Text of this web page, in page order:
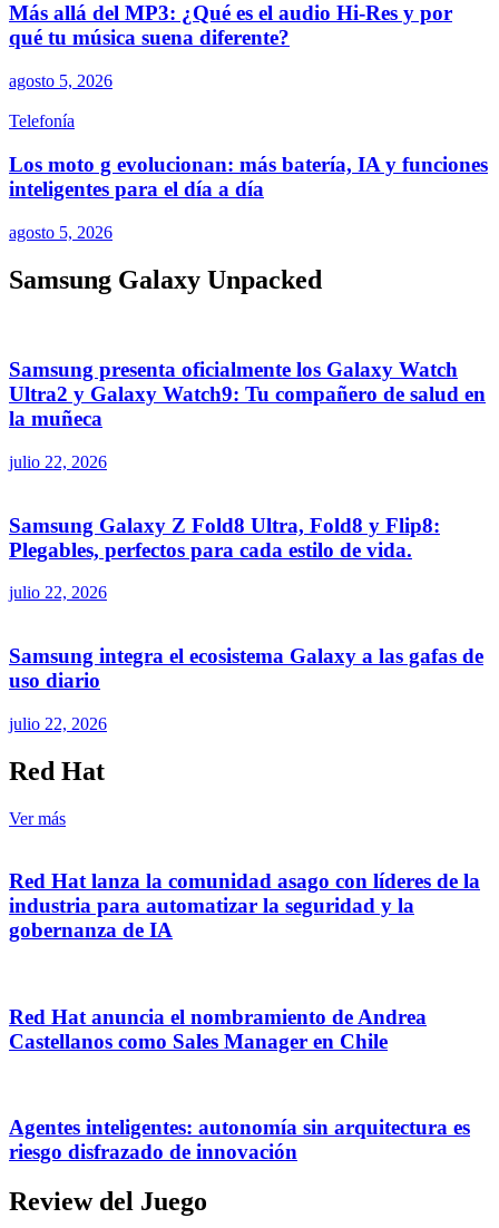
Más allá del MP3: ¿Qué es el audio Hi-Res y por
qué tu música suena diferente?
agosto 5, 2026
Telefonía
Los moto g evolucionan: más batería, IA y funciones
inteligentes para el día a día
agosto 5, 2026
Samsung Galaxy Unpacked
Samsung presenta oficialmente los Galaxy Watch
Ultra2 y Galaxy Watch9: Tu compañero de salud en
la muñeca
julio 22, 2026
Samsung Galaxy Z Fold8 Ultra, Fold8 y Flip8:
Plegables, perfectos para cada estilo de vida.
julio 22, 2026
Samsung integra el ecosistema Galaxy a las gafas de
uso diario
julio 22, 2026
Red Hat
Ver más
Red Hat lanza la comunidad asago con líderes de la
industria para automatizar la seguridad y la
gobernanza de IA
Red Hat anuncia el nombramiento de Andrea
Castellanos como Sales Manager en Chile
Agentes inteligentes: autonomía sin arquitectura es
riesgo disfrazado de innovación
Review del Juego